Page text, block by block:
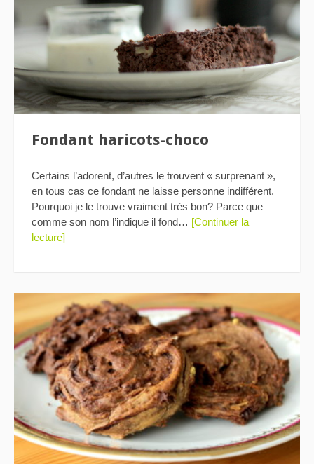
Fondant haricots-choco
Certains l’adorent, d’autres le trouvent « surprenant »,
en tous cas ce fondant ne laisse personne indifférent.
Pourquoi je le trouve vraiment très bon? Parce que
comme son nom l’indique il fond… [Continuer la
lecture]